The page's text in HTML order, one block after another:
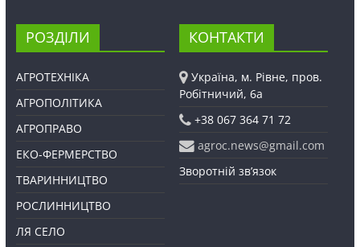
РОЗДІЛИ
АГРОТЕХНІКА
АГРОПОЛІТИКА
АГРОПРАВО
ЕКО-ФЕРМЕРСТВО
ТВАРИННИЦТВО
РОСЛИННИЦТВО
ЛЯ СЕЛО
КОНТАКТИ
Україна, м. Рівне, пров.
Робітничий, 6а
+38 067 364 71 72
agroc.news@gmail.com
Зворотній зв’язок